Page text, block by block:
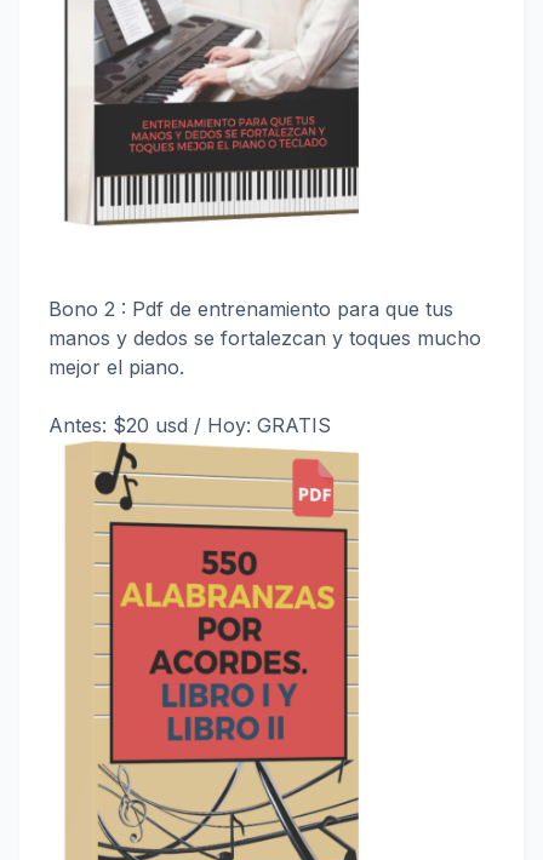
Bono 2 : Pdf de entrenamiento para que tus
manos y dedos se fortalezcan y toques mucho
mejor el piano.
Antes: $20 usd / Hoy: GRATIS